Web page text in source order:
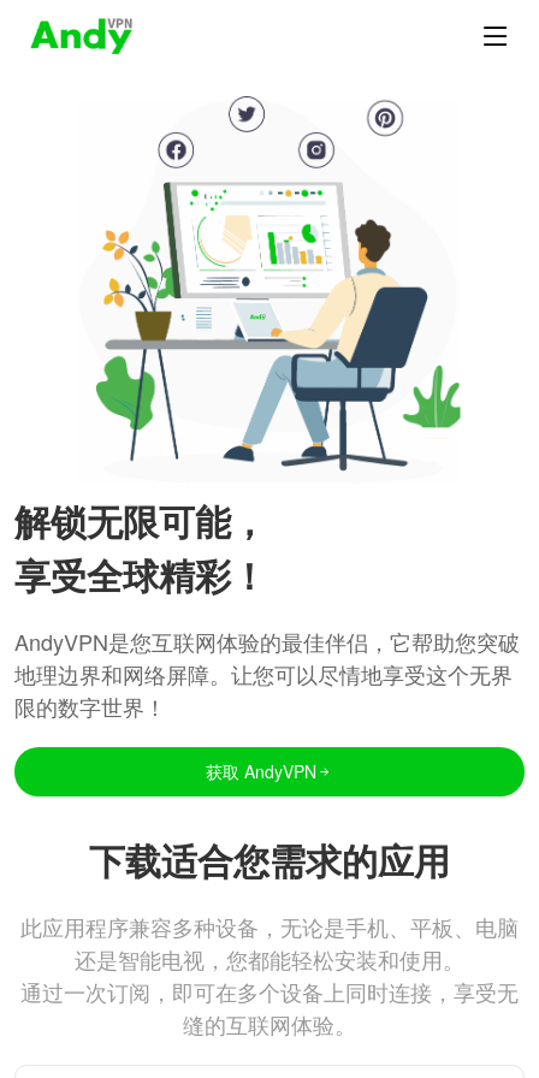
解锁无限可能，
享受全球精彩！
AndyVPN是您互联网体验的最佳伴侣，它帮助您突破
地理边界和网络屏障。让您可以尽情地享受这个无界
限的数字世界！
获取 AndyVPN
下载适合您需求的应用
此应用程序兼容多种设备，无论是手机、平板、电脑
还是智能电视，您都能轻松安装和使用。
通过一次订阅，即可在多个设备上同时连接，享受无
缝的互联网体验。